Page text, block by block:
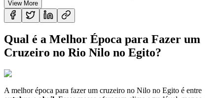
View More
Qual é a Melhor Época para Fazer um
Cruzeiro no Rio Nilo no Egito?
A melhor época para fazer um cruzeiro no Nilo no Egito é entre